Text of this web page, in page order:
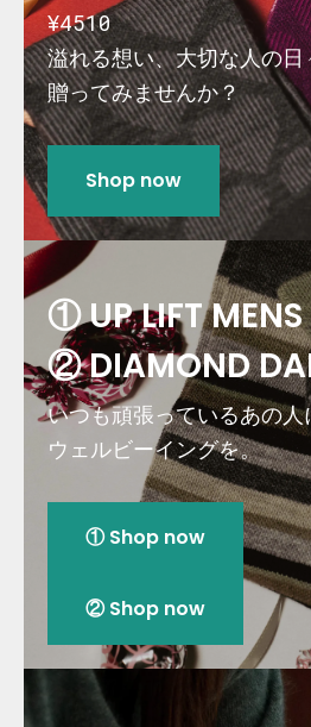
¥4510
溢れる想い、大切な人の
贈ってみませんか？
Shop now
① UP LIFT MENS
② DIAMOND
いつも頑張っているあの
ウェルビーイングを。
① Shop now
② Shop now